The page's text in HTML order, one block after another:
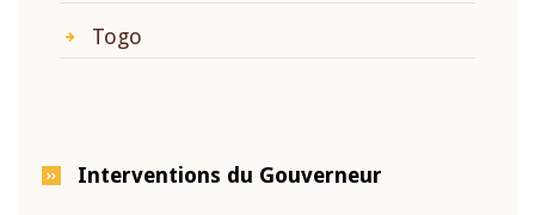
Togo
Interventions du Gouverneur